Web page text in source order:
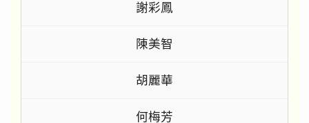
謝彩鳳
陳美智
胡麗華
何梅芳